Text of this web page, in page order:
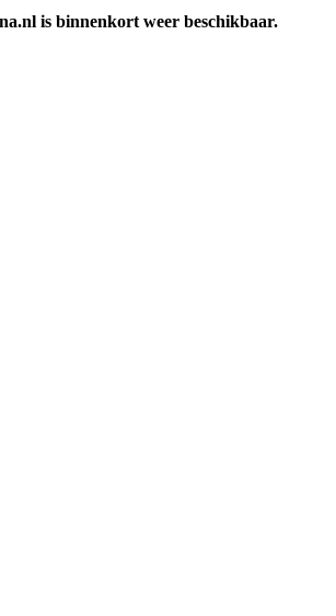
is binnenkort weer beschikbaar.